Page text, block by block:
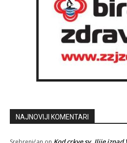
NAJNOVIJI KOMENTARI